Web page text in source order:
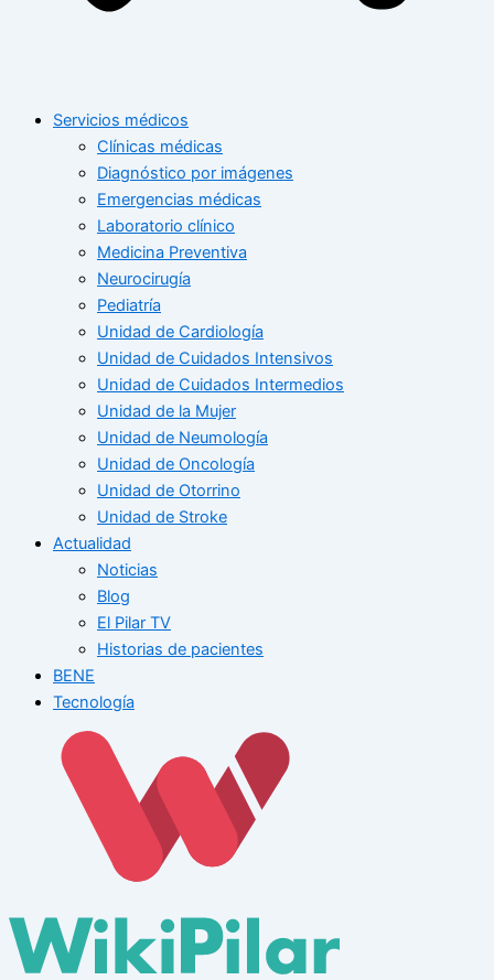
Servicios médicos
Clínicas médicas
Diagnóstico por imágenes
Emergencias médicas
Laboratorio clínico
Medicina Preventiva
Neurocirugía
Pediatría
Unidad de Cardiología
Unidad de Cuidados Intensivos
Unidad de Cuidados Intermedios
Unidad de la Mujer
Unidad de Neumología
Unidad de Oncología
Unidad de Otorrino
Unidad de Stroke
Actualidad
Noticias
Blog
El Pilar TV
Historias de pacientes
BENE
Tecnología